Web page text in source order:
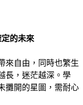
的未來
來自由，同時也繁生
長，迷茫越深。學
攤開的星圖，需耐心